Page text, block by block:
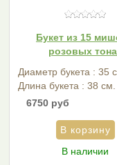
Букет из 15
розовых
Диаметр букета : 35
Длина букета : 38 см.
6750 руб
В наличии